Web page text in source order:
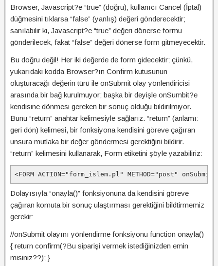
Browser, Javascript?e “true” (doğru), kullanıcı Cancel (İptal)
düğmesini tıklarsa “false” (yanlış) değeri gönderecektir;
sanılabilir ki, Javascript?e “true” değeri dönerse formu
gönderilecek, fakat “false” değeri dönerse form gitmeyecektir.
Bu doğru değil! Her iki değerde de form gidecektir; çünkü,
yukarıdaki kodda Browser?ın Confirm kutusunun
oluşturacağı değerin türü ile onSubmit olay yönlendiricisi
arasında bir bağ kurulmuyor; başka bir deyişle onSumbit?e
kendisine dönmesi gereken bir sonuç olduğu bildirilmiyor.
Bunu “return” anahtar kelimesiyle sağlarız. “return” (anlamı:
geri dön) kelimesi, bir fonksiyona kendisini göreve çağıran
unsura mutlaka bir değer göndermesi gerektiğini bildirir.
“return” kelimesini kullanarak, Form etiketini şöyle yazabiliriz:
<FORM ACTION="form_islem.pl" METHOD="post"
Dolayısıyla “onayla()” fonksiyonuna da kendisini göreve
çağıran komuta bir sonuç ulaştırması gerektiğini bildtirmemiz
gerekir:
//onSubmit olayını yönlendirme fonksiyonu function onayla()
{ return confirm(?Bu siparişi vermek istediğinizden emin
misiniz??); }